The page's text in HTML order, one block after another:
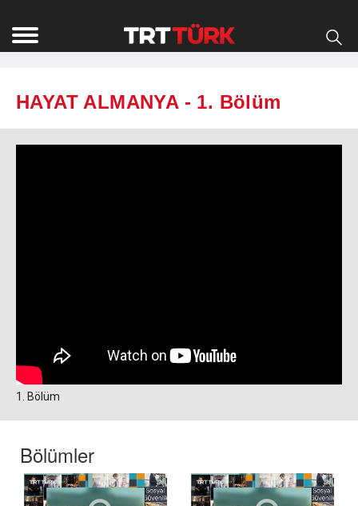
HAYAT ALMANYA - 1. Bölüm
1. Bölüm
Bölümler